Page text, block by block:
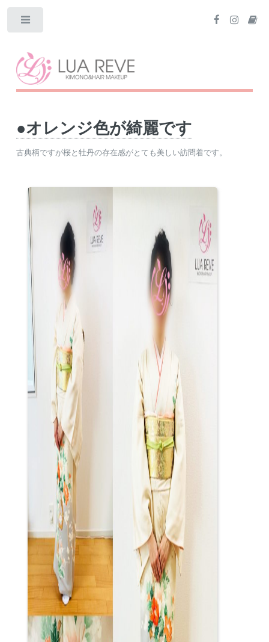
●オレンジ色が綺麗です
古典柄ですが桜と牡丹の存在感がとても美しい訪問着です。